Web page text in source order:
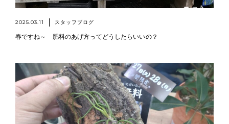
2025.03.11 スタッフブログ
春ですね～ 肥料のあげ方ってどうしたらいいの？